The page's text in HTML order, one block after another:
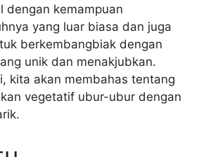
dengan kemampuan
yang luar biasa dan juga
berkembangbiak dengan
unik dan menakjubkan.
kita akan membahas tentang
vegetatif ubur-ubur dengan